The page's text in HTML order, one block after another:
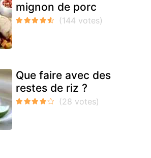
mignon de porc
Que faire avec des
restes de riz ?